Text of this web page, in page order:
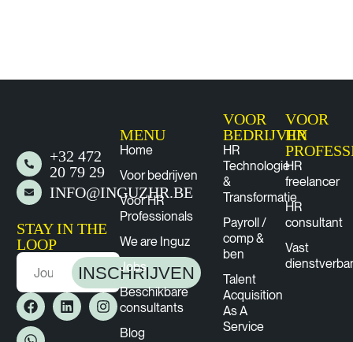
+32 472
20 79 29
INFO@INGUZHR.BE
STAY IN THE
LOOP
INSCHRIJVEN
MENU
Home
Voor bedrijven
Voor HR
Professionals
We are Inguz
Jobs
Beschikbare
consultants
Blog
VOOR
BEDRIJVEN
HR
Technologie
&
Transformatie
Payroll /
comp &
ben
Talent
Acquisition
As A
Service
VOOR
HR
HR
freelancer
HR
consultant
Vast